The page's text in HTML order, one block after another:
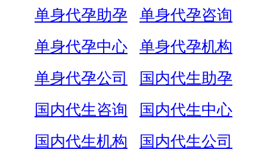
单身代孕助孕
单身代孕咨询
单身代孕中心
单身代孕机构
单身代孕公司
国内代生助孕
国内代生咨询
国内代生中心
国内代生机构
国内代生公司